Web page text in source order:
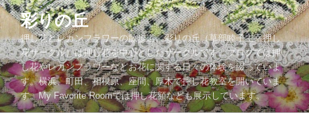
コ
ン
テ
ン
ツ
へ
ス
彩りの丘
押し花とレカンフラワーの散歩道。彩りの丘（草部睦子主宰押し
花サークル）は押し花を中心としたサークルです。ブログでは押
し花やレカンフラワーなどお花に関する日々の体験を綴っていま
す。横浜、町田、相模原、座間、厚木で押し花教室を開いていま
す。My Favorite Roomでは押し花額なども展示しています。